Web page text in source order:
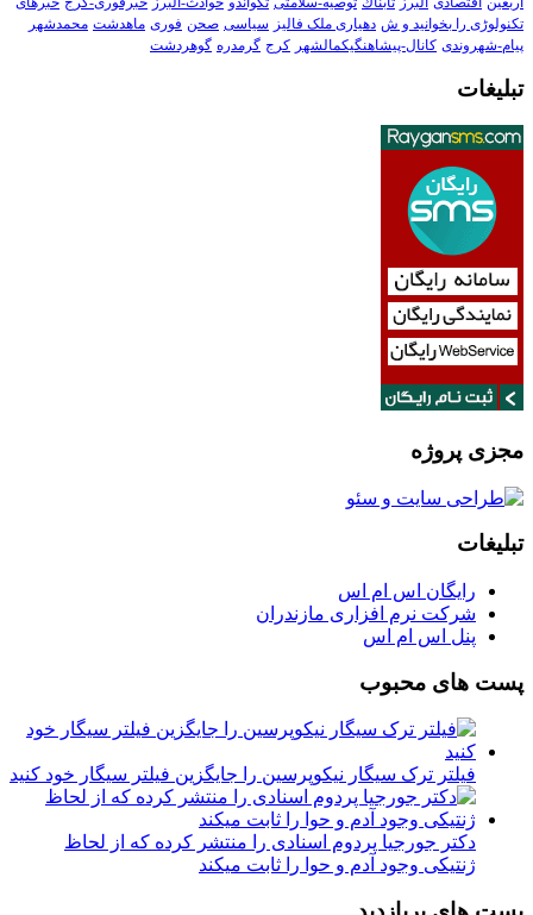
تکنولوڑی را بخوانید و ش دهیاری ملک فالیز سیاسی صحن فوری ماهدشت محمدشهر
پیام-شهروندی کانال-پیشاهنگیکمالشهر کرج گرمدره گوهردشت
تبلیغات
مجزی پروژه
تبلیغات
رایگان اس ام اس
شرکت نرم افزاری مازندران
پنل اس ام اس
پست های محبوب
فیلتر ترک سیگار نیکوپرسین را جایگزین فیلتر سیگار خود کنید
دکتر جورجیا پردوم اسنادی را منتشر کرده که از لحاظ
ژنتیکی وجود آدم و حوا را ثابت میکند